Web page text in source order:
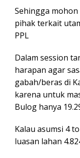
Sehingga
pihak terkait
PPL
Dalam session
harapan agar
gabah/beras di
karena untuk
Bulog hanya
Kalau asumsi 4
luasan lahan